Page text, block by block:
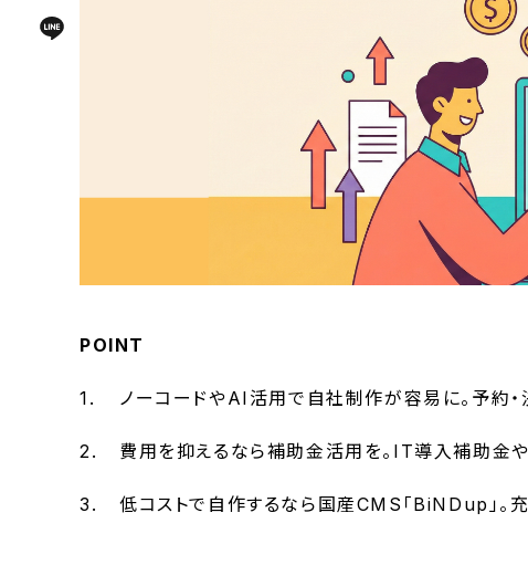
POINT
ノーコードやAI活用で自社制作が容易に。予約
費用を抑えるなら補助金活用を。IT導入補助金
低コストで自作するなら国産CMS「BiNDup」。